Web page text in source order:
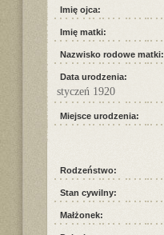
Imię ojca:
Imię matki:
Nazwisko rodowe matki:
Data urodzenia:
styczeń 1920
Miejsce urodzenia:
Rodzeństwo:
Stan cywilny:
Małżonek: